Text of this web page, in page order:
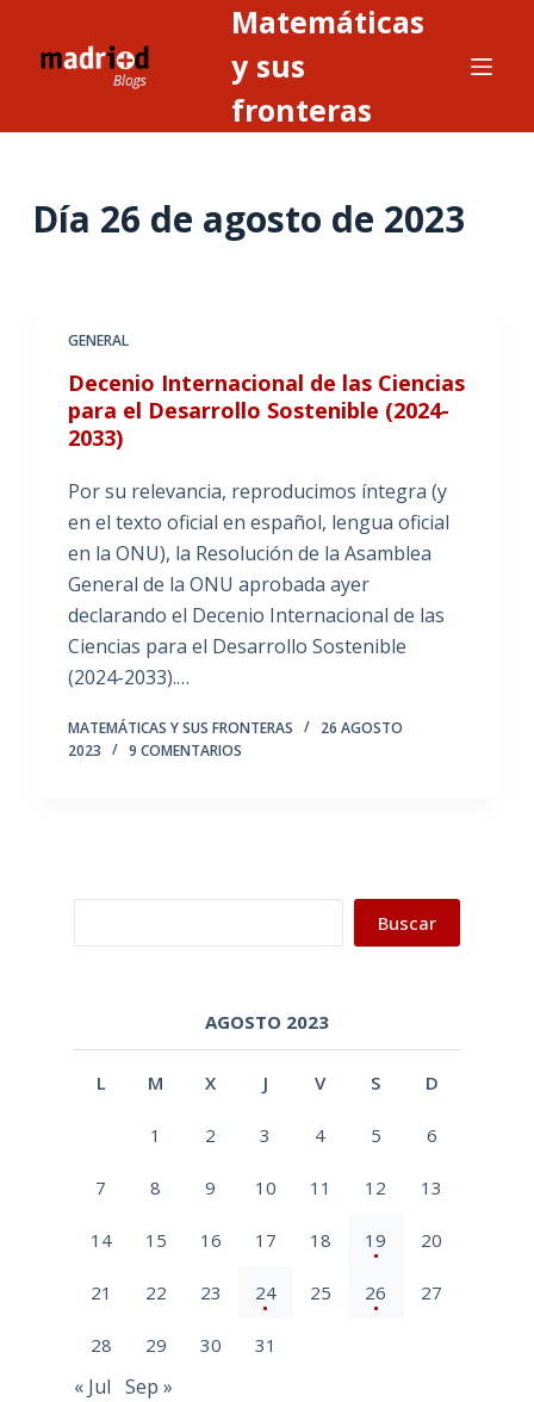
Matemáticas
y sus
fronteras
Día 26 de agosto de 2023
GENERAL
Decenio Internacional de las Ciencias
para el Desarrollo Sostenible (2024-
2033)
Por su relevancia, reproducimos íntegra (y
en el texto oficial en español, lengua oficial
en la ONU), la Resolución de la Asamblea
General de la ONU aprobada ayer
declarando el Decenio Internacional de las
Ciencias para el Desarrollo Sostenible
(2024-2033).…
MATEMÁTICAS Y SUS FRONTERAS
26 AGOSTO
2023
9 COMENTARIOS
Buscar
AGOSTO 2023
L M X J V S D
1 2 3 4 5 6
7 8 9 10 11 12 13
14 15 16 17 18 19 20
21 22 23 24 25 26 27
28 29 30 31
« Jul Sep »